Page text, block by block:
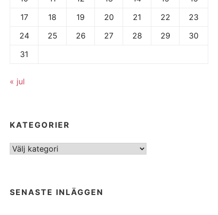
17
18 19 20 21 22
23
24
25 26 27 28 29
30
31
« jul
KATEGORIER
Kategorier
SENASTE INLÄGGEN